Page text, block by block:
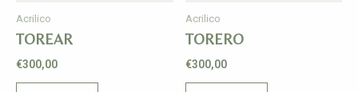
Acrilico
TOREAR
€300,00
Acrilico
TORERO
€300,00